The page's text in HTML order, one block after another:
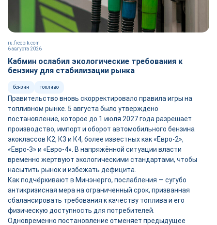
6 августа 2026
ru.freepik.com
Кабмин ослабил экологические требования к
бензину для стабилизации рынка
бензин топливо
Правительство вновь скорректировало правила игры на
топливном рынке. 5 августа было утверждено
постановление, которое до 1 июля 2027 года разрешает
производство, импорт и оборот автомобильного бензина
экоклассов К2, К3 и К4, более известных как «Евро-2»,
«Евро-3» и «Евро-4». В напряжённой ситуации власти
временно жертвуют экологическими стандартами, чтобы
насытить рынок и избежать дефицита.
Как подчёркивают в Минэнерго, послабления — сугубо
антикризисная мера на ограниченный срок, призванная
сбалансировать требования к качеству топлива и его
физическую доступность для потребителей.
Одновременно постановление отменяет предыдущее